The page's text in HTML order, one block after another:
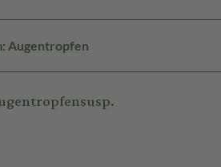
Augentropfen